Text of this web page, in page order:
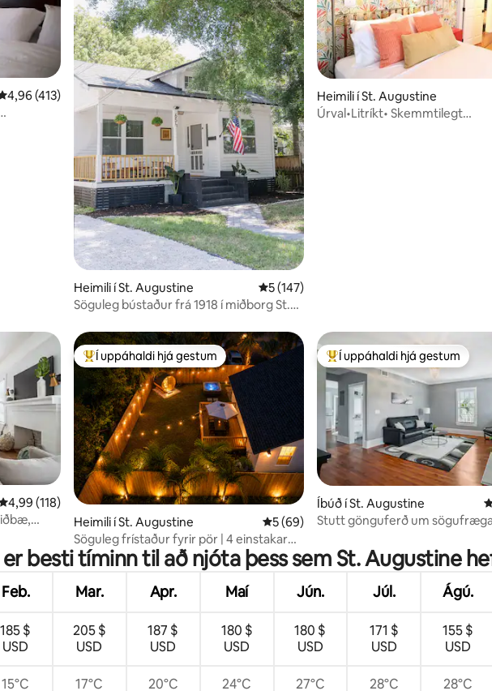
af 5 í meðaleinkunn, 413 umsagnir
4,96 (413)
Heimili í St. Augustine 5 af 5 í meðaleinkunn, 147 umsagnir
5 (147)
Söguleg bústaður frá 1918 í miðborg St.
Heimili í St. Augustine
Úrval•Litríkt• Skemmtilegt
af 5 í meðaleinkunn, 118 umsagnir
4,99 (118)
Í mestu uppáhaldi hjá gestum
Í uppáhaldi hjá gestum
Heimili í St. Augustine 5 af 5 í meðaleinkunn, 69 umsagnir
5 (69)
Söguleg frístaður fyrir pör | 4 einstakar
upplifanir
Í mestu uppáhaldi hjá gestum
Í uppáhaldi hjá gestum
Íbúð í St. Augustine
Stutt gönguferð um
besti tíminn til að njóta þess sem St. Augustine
Feb. Mar. Apr. Maí Jún. Júl. Ágú.
185 $
USD
205 $
USD
187 $
USD
180 $
USD
180 $
USD
171 $
USD
155 $
USD
15°C 17°C 20°C 24°C 27°C 28°C 28°C